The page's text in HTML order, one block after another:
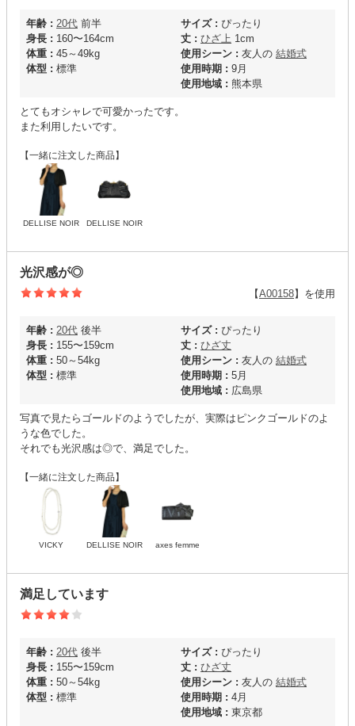
年齢 : 20代 前半
身長 : 160〜164cm
体重 : 45～49kg
体型 : 標準
サイズ : ぴったり
丈 : ひざ上 1cm
使用シーン : 友人の 結婚式
使用時期 : 9月
使用地域 : 熊本県
とてもオシャレで可愛かったです。
また利用したいです。
【一緒に注文した商品】
DELLISE NOIR DELLISE NOIR
光沢感が◎
【A00158】を使用
年齢 : 20代 後半
身長 : 155〜159cm
体重 : 50～54kg
体型 : 標準
サイズ : ぴったり
丈 : ひざ丈
使用シーン : 友人の 結婚式
使用時期 : 5月
使用地域 : 広島県
写真で見たらゴールドのようでしたが、実際はピンクゴールドのよ
うな色でした。
それでも光沢感は◎で、満足でした。
【一緒に注文した商品】
VICKY DELLISE NOIR axes femme
満足しています
年齢 : 20代 後半
身長 : 155〜159cm
体重 : 50～54kg
体型 : 標準
サイズ : ぴったり
丈 : ひざ丈
使用シーン : 友人の 結婚式
使用時期 : 4月
使用地域 : 東京都